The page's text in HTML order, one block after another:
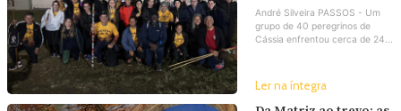
André Silveira PASSOS - Um
grupo de 40 peregrinos de
Cássia enfrentou cerca de 24...
Ler na íntegra